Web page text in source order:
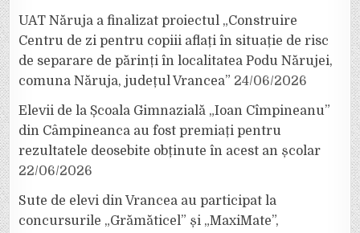
UAT Năruja a finalizat proiectul „Construire
Centru de zi pentru copiii aflați în situație de risc
de separare de părinți în localitatea Podu Nărujei,
comuna Năruja, județul Vrancea” 24/06/2026
Elevii de la Școala Gimnazială „Ioan Cîmpineanu”
din Câmpineanca au fost premiați pentru
rezultatele deosebite obținute în acest an școlar
22/06/2026
Sute de elevi din Vrancea au participat la
concursurile „Grămăticel” și „MaxiMate”,